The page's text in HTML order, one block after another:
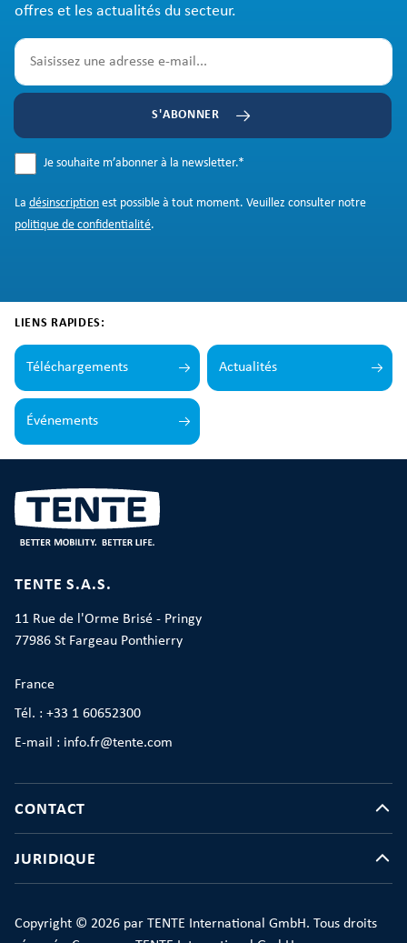
offres et les actualités du secteur.
S'ABONNER
Je souhaite m’abonner à la newsletter.*
La désinscription est possible à tout moment. Veuillez consulter notre
politique de confidentialité.
LIENS RAPIDES:
Téléchargements Actualités
Événements
TENTE S.A.S.
11 Rue de l'Orme Brisé - Pringy
77986 St Fargeau Ponthierry
France
Tél. : +33 1 60652300
E-mail : info.fr@tente.com
CONTACT
JURIDIQUE
Copyright © 2026 par TENTE International GmbH. Tous droits